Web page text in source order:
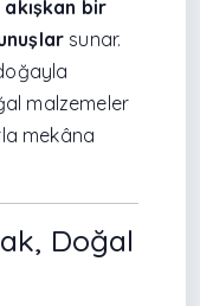
akışkan bir
sunar.
malzemeler
mekâna
Doğal